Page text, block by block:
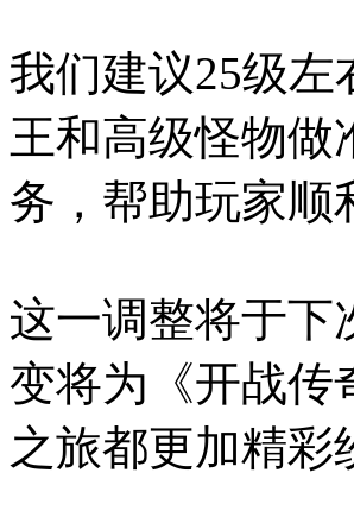
我们建议25级
王和高级怪物做
务，帮助玩家顺
这一调整将于下
变将为《开战传
之旅都更加精彩